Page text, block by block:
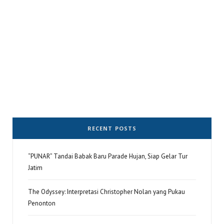
RECENT POSTS
“PUNAR” Tandai Babak Baru Parade Hujan, Siap Gelar Tur
Jatim
The Odyssey: Interpretasi Christopher Nolan yang Pukau
Penonton